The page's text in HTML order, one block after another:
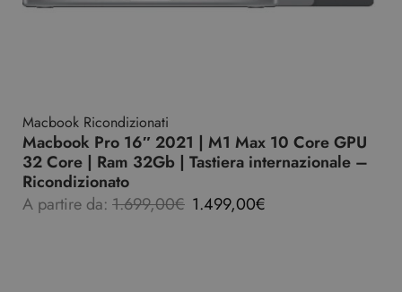
Macbook Ricondizionati
Macbook Pro 16″ 2021 | M1 Max 10 Core GPU
32 Core | Ram 32Gb | Tastiera internazionale –
Ricondizionato
A partire da: 1.699,00€ 1.499,00€